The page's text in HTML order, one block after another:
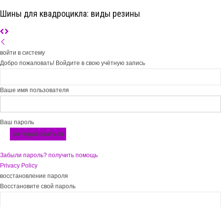
Шины для квадроцикла: виды резины
войти в систему
Добро пожаловать! Войдите в свою учётную запись
Ваше имя пользователя
Ваш пароль
Забыли пароль? получить помощь
Privacy Policy
восстановление пароля
Восстановите свой пароль